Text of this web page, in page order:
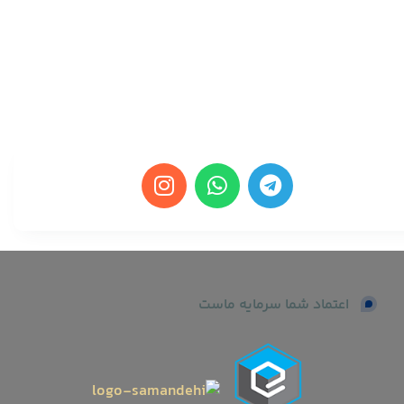
اعتماد شما سرمایه ماست